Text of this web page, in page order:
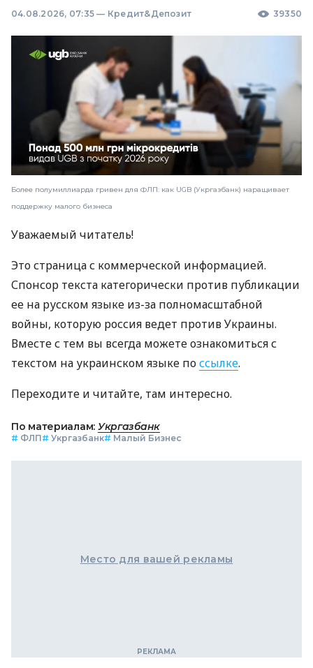
04.08.2026, 07:35 — Кредит&Депозит 39350
Более полумиллиарда гривен для ФЛП: как UGB (Укргазбанк) наращивает
поддержку малого бизнеса
Уважаемый читатель!
Это страница с коммерческой информацией.
Спонсор текста категорически против публикации
ее на русском языке из-за полномасштабной
войны, которую россия ведет против Украины.
Вместе с тем вы всегда можете ознакомиться с
текстом на украинском языке поссылке.
Переходите и читайте, там интересно.
По материалам: Укргазбанк
# ФЛП# Укргазбанк# Малый Бизнес
Место для вашей рекламы